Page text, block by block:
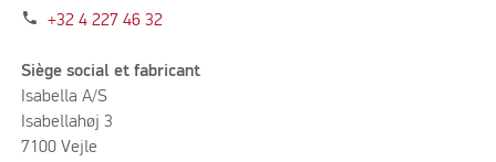
phone +32 4 227 46 32
Siège social et fabricant
Isabella A/S
Isabellahøj 3
7100 Vejle